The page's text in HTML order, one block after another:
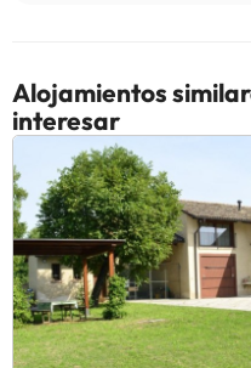
Alojamientos
interesar